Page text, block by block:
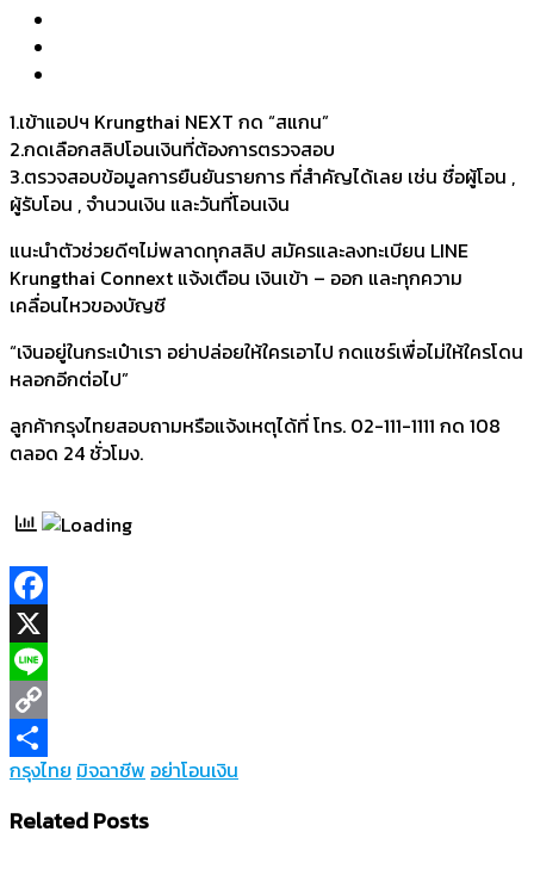
1.เข้าแอปฯ Krungthai NEXT กด “สแกน”
2.กดเลือกสลิปโอนเงินที่ต้องการตรวจสอบ
3.ตรวจสอบข้อมูลการยืนยันรายการ ที่สำคัญได้เลย เช่น ชื่อผู้โอน ,
ผู้รับโอน , จำนวนเงิน และวันที่โอนเงิน
แนะนำตัวช่วยดีๆไม่พลาดทุกสลิป สมัครและลงทะเบียน LINE
Krungthai Connext แจ้งเตือน เงินเข้า – ออก และทุกความ
เคลื่อนไหวของบัญชี
“เงินอยู่ในกระเป๋าเรา อย่าปล่อยให้ใครเอาไป กดแชร์เพื่อไม่ให้ใครโดน
หลอกอีกต่อไป”
ลูกค้ากรุงไทยสอบถามหรือแจ้งเหตุได้ที่ โทร. 02-111-1111 กด 108
ตลอด 24 ชั่วโมง.
Facebook
X
Line
Copy
Link
Share
กรุงไทย มิจฉาชีพ อย่าโอนเงิน
Related Posts